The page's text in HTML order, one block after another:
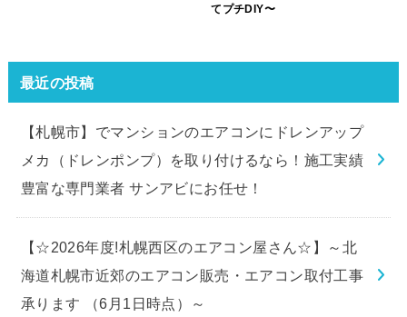
てプチDIY〜
最近の投稿
【札幌市】でマンションのエアコンにドレンアップ
メカ（ドレンポンプ）を取り付けるなら！施工実績
豊富な専門業者 サンアビにお任せ！
【☆2026年度!札幌西区のエアコン屋さん☆】～北
海道札幌市近郊のエアコン販売・エアコン取付工事
承ります （6月1日時点）～